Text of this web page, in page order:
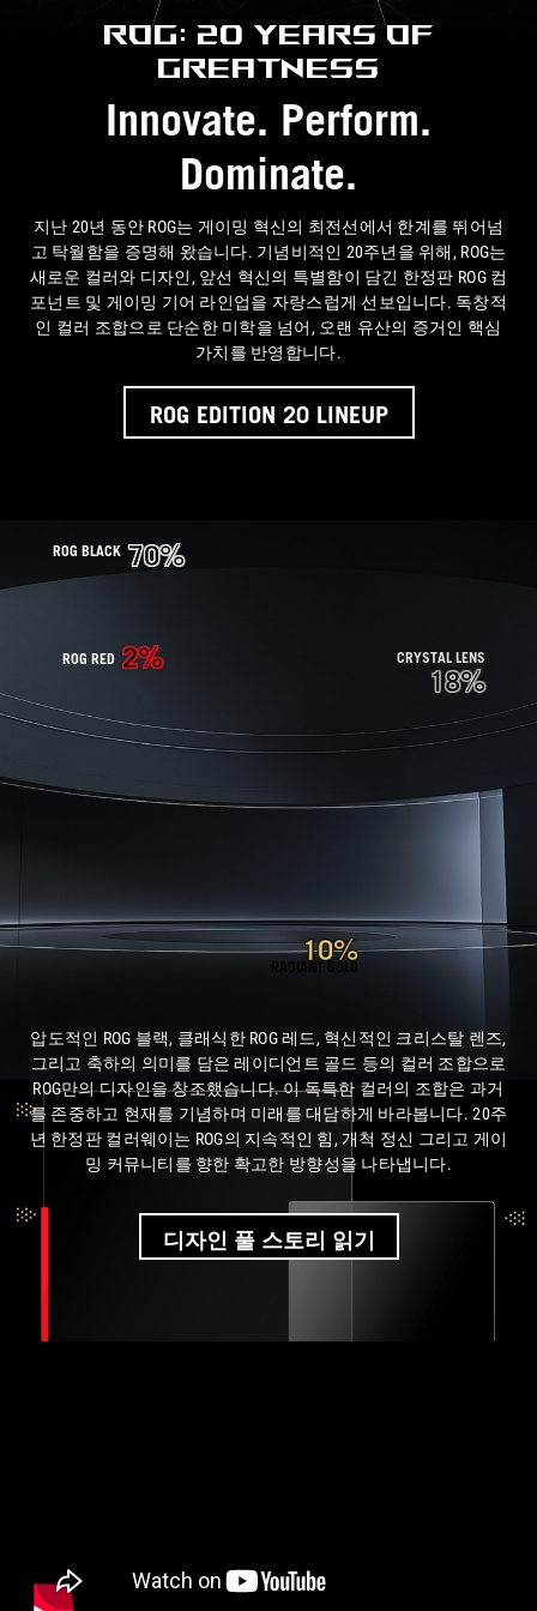
ROG: 20 Years of
Greatness
Innovate. Perform.
Dominate.
지난 20년 동안 ROG는 게이밍 혁신의 최전선에서 한계를 뛰어넘
고 탁월함을 증명해 왔습니다. 기념비적인 20주년을 위해, ROG는
새로운 컬러와 디자인, 앞선 혁신의 특별함이 담긴 한정판 ROG 컴
포넌트 및 게이밍 기어 라인업을 자랑스럽게 선보입니다. 독창적
인 컬러 조합으로 단순한 미학을 넘어, 오랜 유산의 증거인 핵심
가치를 반영합니다.
ROG EDITION 20 LINEUP
ROG BLACK 70%
ROG RED 2% CRYSTAL LENS
18%
RADIANT GOLD
10%
압도적인 ROG 블랙, 클래식한 ROG 레드, 혁신적인 크리스탈 렌즈,
그리고 축하의 의미를 담은 레이디언트 골드 등의 컬러 조합으로
ROG만의 디자인을 창조했습니다. 이 독특한 컬러의 조합은 과거
를 존중하고 현재를 기념하며 미래를 대담하게 바라봅니다. 20주
년 한정판 컬러웨이는 ROG의 지속적인 힘, 개척 정신 그리고 게이
밍 커뮤니티를 향한 확고한 방향성을 나타냅니다.
디자인 풀 스토리 읽기